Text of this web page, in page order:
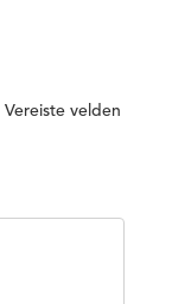
Vereiste velden